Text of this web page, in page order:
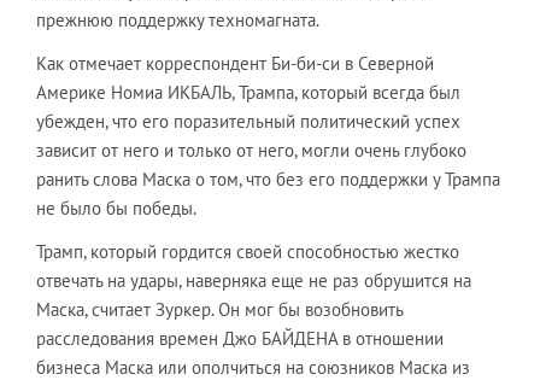
прежнюю поддержку техномагната.
Как отмечает корреспондент Би-би-си в Северной
Америке Номиа ИКБАЛЬ, Трампа, который всегда был
убежден, что его поразительный политический успех
зависит от него и только от него, могли очень глубоко
ранить слова Маска о том, что без его поддержки у Трампа
не было бы победы.
Трамп, который гордится своей способностью жестко
отвечать на удары, наверняка еще не раз обрушится на
Маска, считает Зуркер. Он мог бы возобновить
расследования времен Джо БАЙДЕНА в отношении
бизнеса Маска или ополчиться на союзников Маска из